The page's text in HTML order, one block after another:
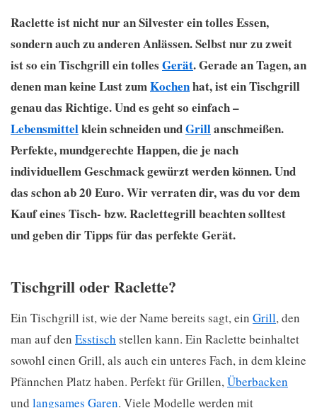
Raclette ist nicht nur an Silvester ein tolles Essen,
sondern auch zu anderen Anlässen. Selbst nur zu zweit
ist so ein Tischgrill ein tolles Gerät. Gerade an Tagen, an
denen man keine Lust zumKochenhat, ist ein Tischgrill
genau das Richtige. Und es geht so einfach –
Lebensmittelklein schneiden undGrillanschmeißen.
Perfekte, mundgerechte Happen, die je nach
individuellem Geschmack gewürzt werden können. Und
das schon ab 20 Euro. Wir verraten dir, was du vor dem
Kauf eines Tisch- bzw. Raclettegrill beachten solltest
und geben dir Tipps für das perfekte Gerät.
Tischgrill oder Raclette?
Ein Tischgrill ist, wie der Name bereits sagt, ein Grill, den
man auf den Esstisch stellen kann. Ein Raclette beinhaltet
sowohl einen Grill, als auch ein unteres Fach, in dem kleine
Pfännchen Platz haben. Perfekt für Grillen,Überbacken
und langsames Garen. Viele Modelle werden mit